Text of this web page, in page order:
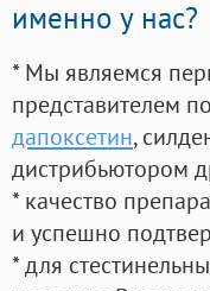
именно у нас?
* Мы являемся
представителем
дапоксетин,
дистрибьютором
* качество
и успешно
* для